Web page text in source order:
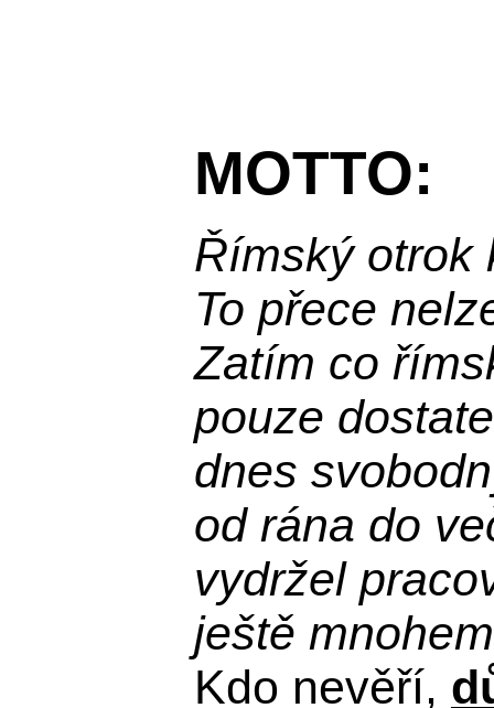
MOTTO:
Římský otrok
To přece
Zatím co
pouze
dnes
od rána do
vydržel
ještě
Kdo nevěří,